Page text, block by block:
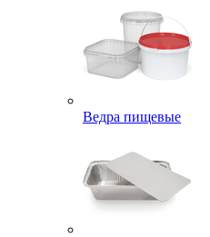
Ведра пищевые